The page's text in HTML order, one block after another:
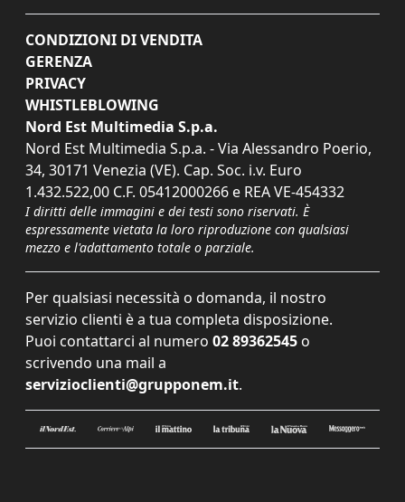
CONDIZIONI DI VENDITA
GERENZA
PRIVACY
WHISTLEBLOWING
Nord Est Multimedia S.p.a.
Nord Est Multimedia S.p.a. - Via Alessandro Poerio,
34, 30171 Venezia (VE). Cap. Soc. i.v. Euro
1.432.522,00 C.F. 05412000266 e REA VE-454332
I diritti delle immagini e dei testi sono riservati. È
espressamente vietata la loro riproduzione con qualsiasi
mezzo e l'adattamento totale o parziale.
Per qualsiasi necessità o domanda, il nostro
servizio clienti è a tua completa disposizione.
Puoi contattarci al numero 02 89362545 o
scrivendo una mail a
servizioclienti@grupponem.it.